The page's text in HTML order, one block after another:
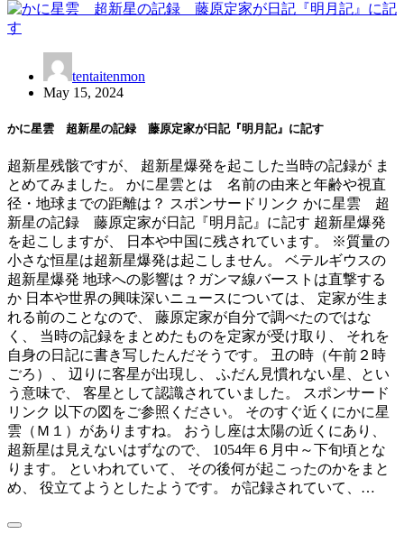
tentaitenmon
May 15, 2024
かに星雲 超新星の記録 藤原定家が日記『明月記』に記す
超新星残骸ですが、 超新星爆発を起こした当時の記録が ま
とめてみました。 かに星雲とは 名前の由来と年齢や視直
径・地球までの距離は？ スポンサードリンク かに星雲 超
新星の記録 藤原定家が日記『明月記』に記す 超新星爆発
を起こしますが、 日本や中国に残されています。 ※質量の
小さな恒星は超新星爆発は起こしません。 ベテルギウスの
超新星爆発 地球への影響は？ガンマ線バーストは直撃する
か 日本や世界の興味深いニュースについては、 定家が生ま
れる前のことなので、 藤原定家が自分で調べたのではな
く、 当時の記録をまとめたものを定家が受け取り、 それを
自身の日記に書き写したんだそうです。 丑の時（午前２時
ごろ）、 辺りに客星が出現し、 ふだん見慣れない星、とい
う意味で、 客星として認識されていました。 スポンサード
リンク 以下の図をご参照ください。 そのすぐ近くにかに星
雲（Ｍ１）がありますね。 おうし座は太陽の近くにあり、
超新星は見えないはずなので、 1054年６月中～下旬頃とな
ります。 といわれていて、 その後何が起こったのかをまと
め、 役立てようとしたようです。 が記録されていて、…